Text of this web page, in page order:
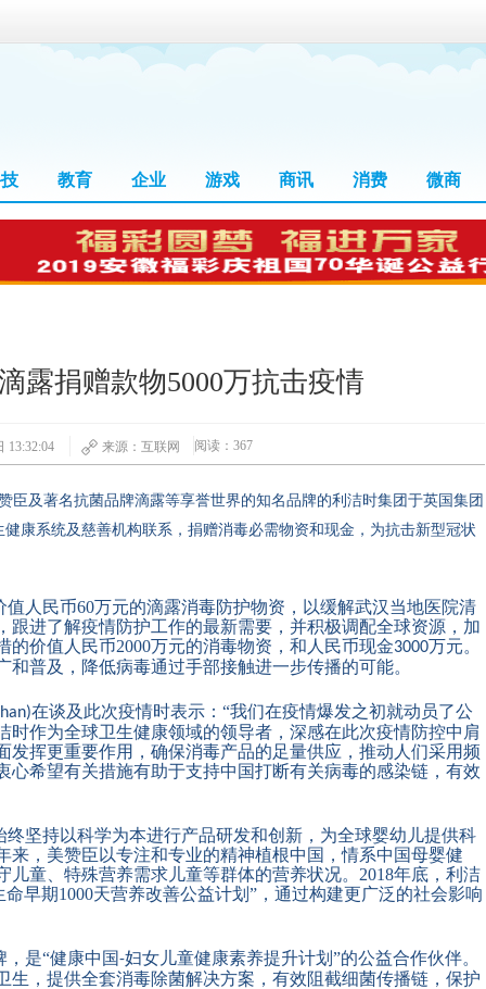
教育 企业 游戏 商讯 消费 微商
露捐赠款物5000万抗击疫情
13:32:04 来源：互联网 阅读：367
臣及著名抗菌品牌滴露等享誉世界的知名品牌的利洁时集团于英国集团
康系统及慈善机构联系，捐赠消毒必需物资和现金，为抗击新型冠状
值人民币60万元的滴露消毒防护物资，以缓解武汉当地医院清
进了解疫情防护工作的最新需要，并积极调配全球资源，加
的价值人民币2000万元的消毒物资，和人民币现金3000万元。
普及，降低病毒通过手部接触进一步传播的可能。
在谈及此次疫情时表示：“我们在疫情爆发之初就动员了公
时作为全球卫生健康领域的领导者，深感在此次疫情防控中肩
发挥更重要作用，确保消毒产品的足量供应，推动人们采用频
希望有关措施有助于支持中国打断有关病毒的感染链，有效
坚持以科学为本进行产品研发和创新，为全球婴幼儿提供科
来，美赞臣以专注和专业的精神植根中国，情系中国母婴健
童、特殊营养需求儿童等群体的营养状况。 2018年底，利洁
命早期1000天营养改善公益计划 ”，通过构建更广泛的社会影响
，是“健康中国-妇女儿童健康素养提升计划”的公益合作伙伴。
生，提供全套消毒除菌解决方案，有效阻截细菌传播链，保护